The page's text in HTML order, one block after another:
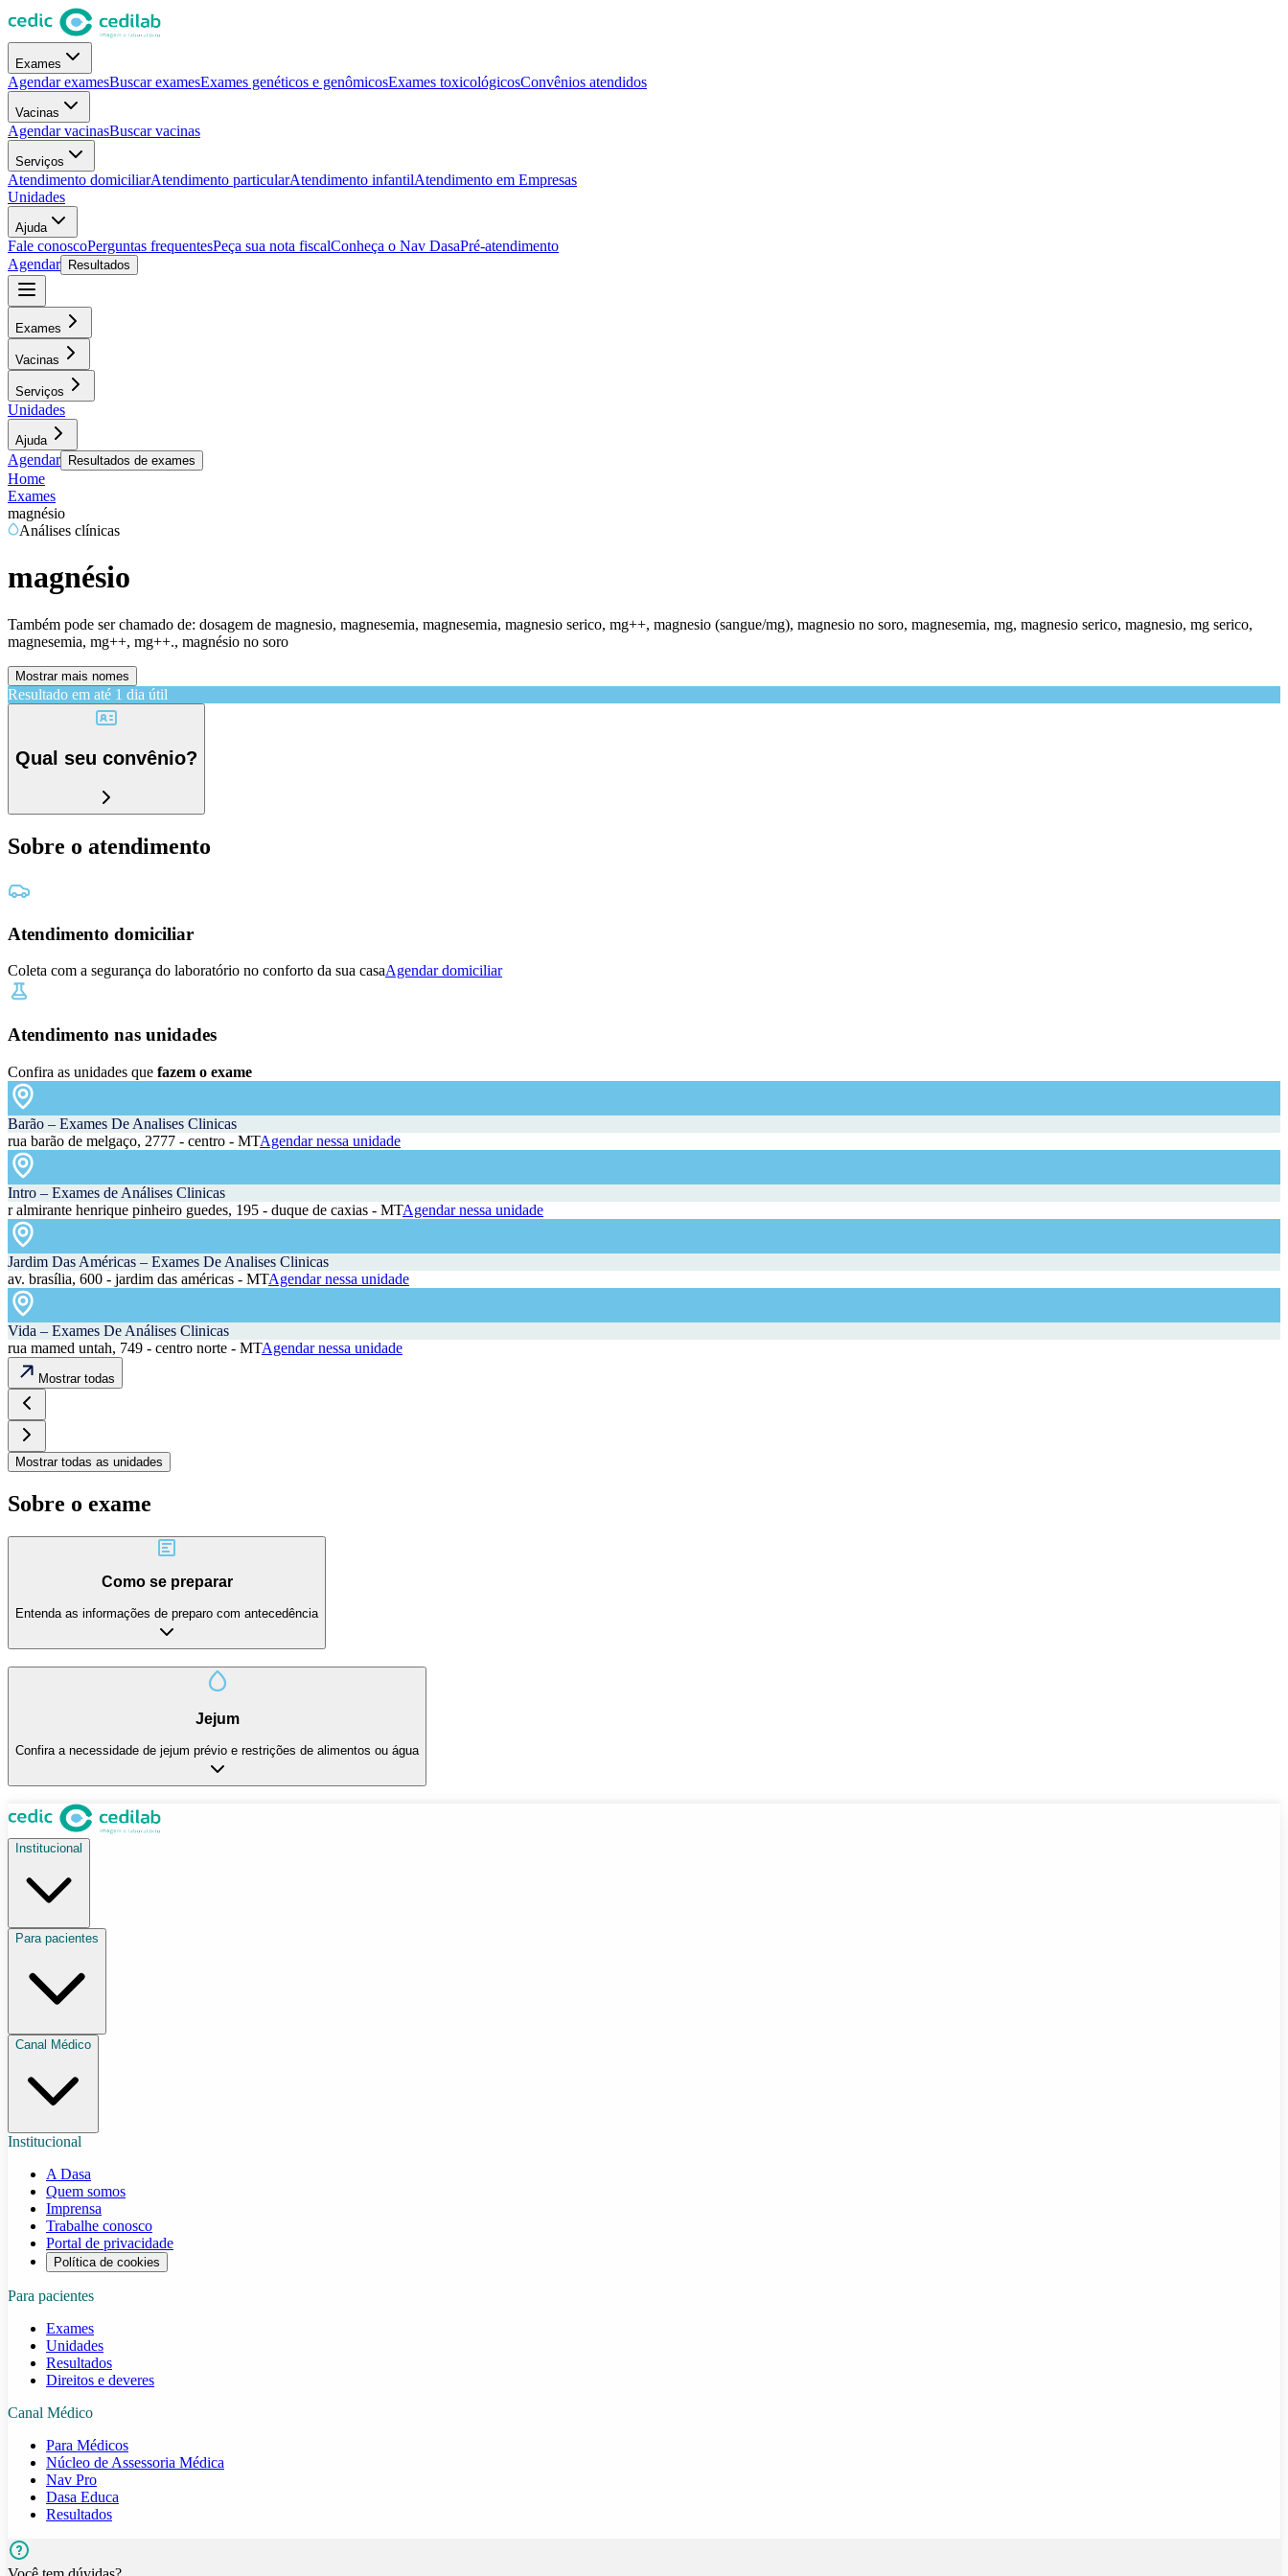
Exames
Agendar examesBuscar examesExames genéticos e genômicosExames toxicológicosConvênios atendidos
Vacinas
Agendar vacinasBuscar vacinas
Serviços
Atendimento domiciliarAtendimento particularAtendimento infantilAtendimento em Empresas
Unidades
Ajuda
Fale conoscoPerguntas frequentesPeça sua nota fiscalConheça o Nav DasaPré-atendimento
Agendar
Resultados
Exames
Vacinas
Serviços
Unidades
Ajuda
Agendar Resultados de exames
Home
Exames
magnésio
Análises clínicas
magnésio
Também pode ser chamado de: dosagem de magnesio, magnesemia, magnesemia, magnesio serico, mg++, magnesio (sangue/mg), magnesio no soro, magnesemia, mg, magnesio serico, magnesio, mg serico,
magnesemia, mg++, mg++., magnésio no soro
Mostrar mais nomes
Resultado em até 1 dia útil
Qual seu convênio?
Sobre o atendimento
Atendimento domiciliar
Coleta com a segurança do laboratório no conforto da sua casaAgendar domiciliar
Atendimento nas unidades
Confira as unidades que fazem o exame
Barão – Exames De Analises Clinicas
rua barão de melgaço, 2777 - centro - MTAgendar nessa unidade
Intro – Exames de Análises Clinicas
r almirante henrique pinheiro guedes, 195 - duque de caxias - MTAgendar nessa unidade
Jardim Das Américas – Exames De Analises Clinicas
av. brasília, 600 - jardim das américas - MTAgendar nessa unidade
Vida – Exames De Análises Clinicas
rua mamed untah, 749 - centro norte - MTAgendar nessa unidade
Mostrar todas
Mostrar todas as unidades
Sobre o exame
Como se preparar
Entenda as informações de preparo com antecedência
Jejum
Confira a necessidade de jejum prévio e restrições de alimentos ou água
Institucional
Para pacientes
Canal Médico
Institucional
A Dasa
Quem somos
Imprensa
Trabalhe conosco
Portal de privacidade
Política de cookies
Para pacientes
Exames
Unidades
Resultados
Direitos e deveres
Canal Médico
Para Médicos
Núcleo de Assessoria Médica
Nav Pro
Dasa Educa
Resultados